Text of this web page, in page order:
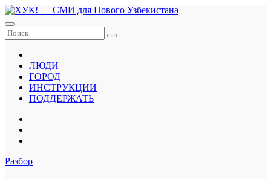
Перейти
к
содержанию
ЛЮДИ
ГОРОД
ИНСТРУКЦИИ
ПОДДЕРЖАТЬ
Разбор